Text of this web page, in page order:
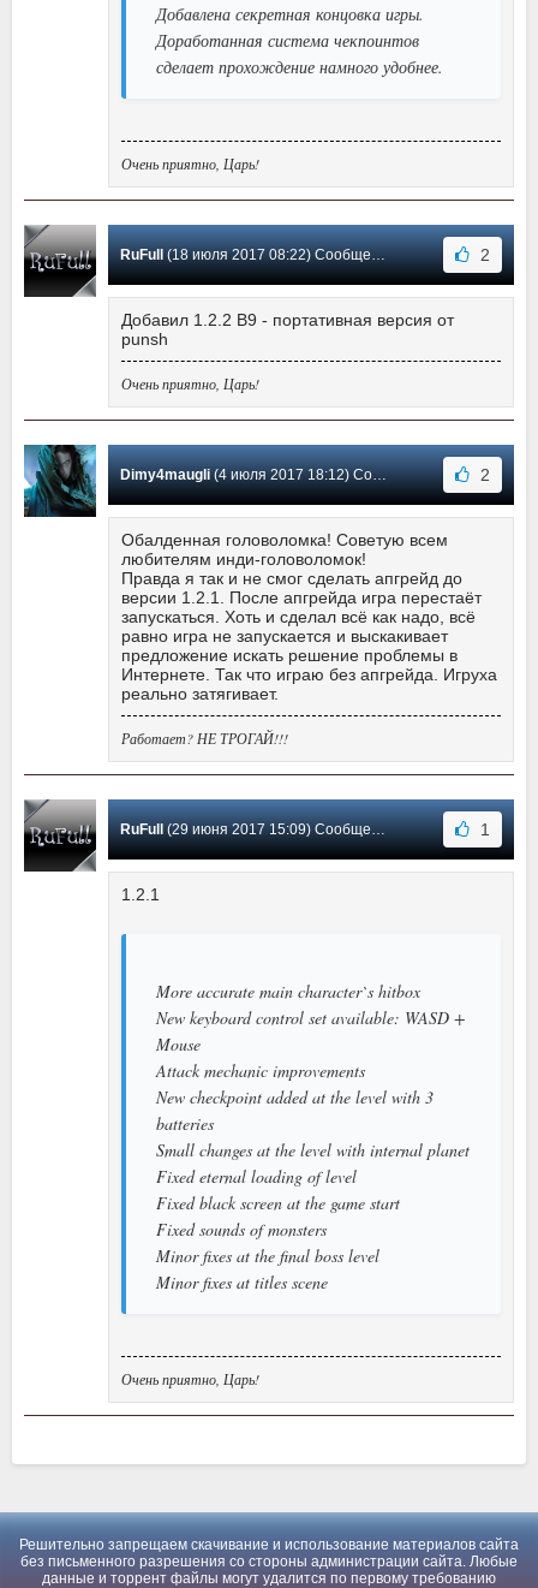
Добавлена секретная концовка игры.
Доработанная система чекпоинтов
сделает прохождение намного удобнее.
Очень приятно, Царь!
RuFull(18 июля 2017 08:22) Сообщение #3 2
Добавил 1.2.2 B9 - портативная версия от
punsh
Очень приятно, Царь!
Dimy4maugli(4 июля 2017 18:12) Сообщение #2 2
Обалденная головоломка! Советую всем
любителям инди-головоломок!
Правда я так и не смог сделать апгрейд до
версии 1.2.1. После апгрейда игра перестаёт
запускаться. Хоть и сделал всё как надо, всё
равно игра не запускается и выскакивает
предложение искать решение проблемы в
Интернете. Так что играю без апгрейда. Игруха
реально затягивает.
Работает? НЕ ТРОГАЙ!!!
RuFull(29 июня 2017 15:09) Сообщение #1 1
1.2.1
More accurate main character`s hitbox
New keyboard control set available: WASD +
Mouse
Attack mechanic improvements
New checkpoint added at the level with 3
batteries
Small changes at the level with internal planet
Fixed eternal loading of level
Fixed black screen at the game start
Fixed sounds of monsters
Minor fixes at the final boss level
Minor fixes at titles scene
Очень приятно, Царь!
Решительно запрещаем скачивание и использование материалов сайта
без письменного разрешения со стороны администрации сайта. Любые
данные и торрент файлы могут удалится по первому требованию